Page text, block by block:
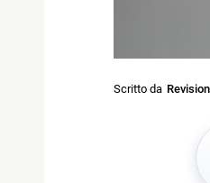
Scritto da